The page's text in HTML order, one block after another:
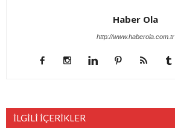
Haber Ola
http://www.haberola.com.tr
İLGİLİ İÇERİKLER